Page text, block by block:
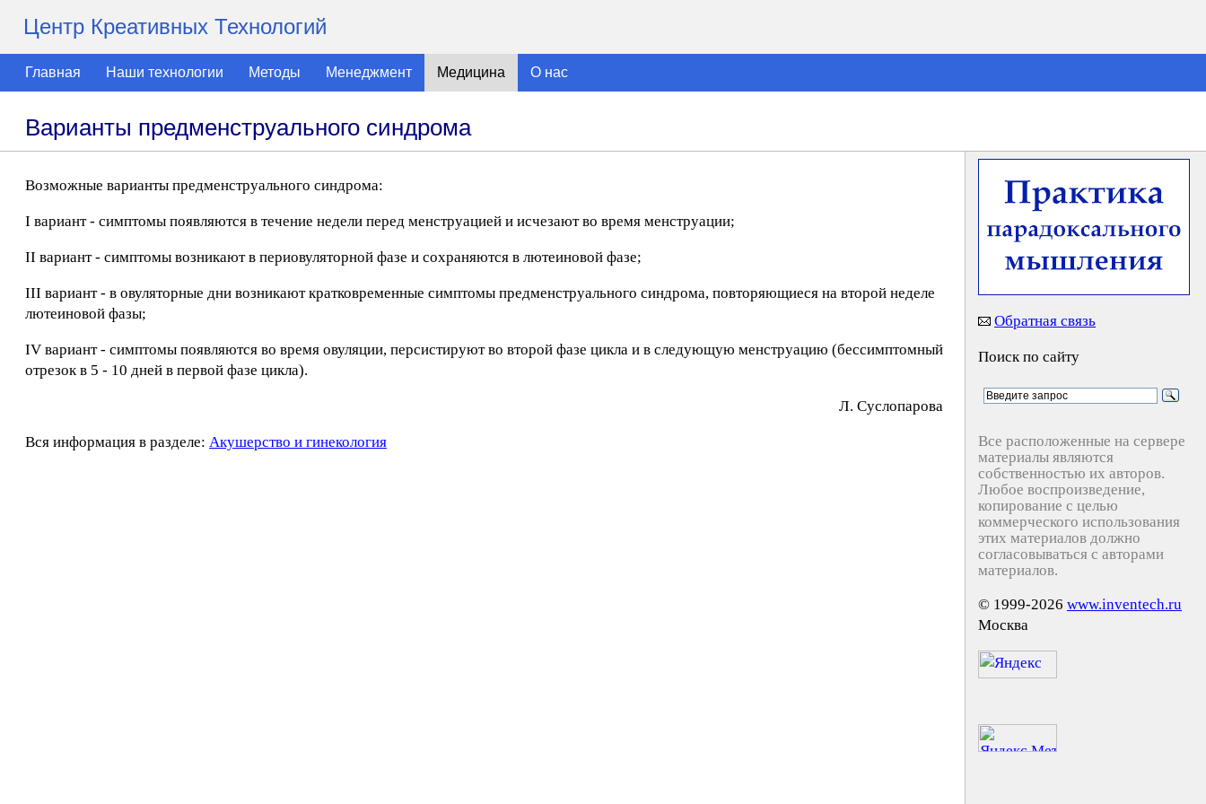
Центр Креативных Технологий
Главная Наши технологии Методы Менеджмент Медицина О нас
Варианты предменструального синдрома
Возможные варианты предменструального синдрома:
I вариант - симптомы появляются в течение недели перед менструацией и исчезают во время менструации;
II вариант - симптомы возникают в периовуляторной фазе и сохраняются в лютеиновой фазе;
III вариант - в овуляторные дни возникают кратковременные симптомы предменструального синдрома, повторяющиеся на второй неделе
лютеиновой фазы;
IV вариант - симптомы появляются во время овуляции, персистируют во второй фазе цикла и в следующую менструацию (бессимптомный
отрезок в 5 - 10 дней в первой фазе цикла).
Л. Cycлoпapoвa
Вся информация в разделе: Акушерство и гинекология
Обратная связь
Поиск по сайту
Все расположенные на сервере
материалы являются
собственностью их авторов.
Любое воспроизведение,
копирование с целью
коммерческого использования
этих материалов должно
согласовываться с авторами
материалов.
© 1999-2026 www.inventech.ru
Москва